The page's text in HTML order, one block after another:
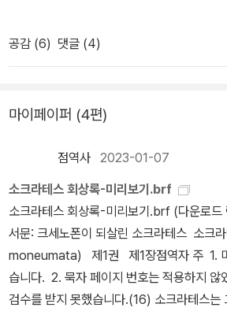
른 데서 더 큰복을 기대하는 것도, 그분들을
다른 방법으로 더 큰 복을 기대하는 것도 사
8 (1) 소크라테스가 젊은이들을 타락시킨
있었다는 것 또한 놀랍다. 앞서 말한 것에
추위와 더위와 온갖 노고를 가장 잘 참고 견
가 몸에 배어 아주 조금만 가지고서도 아주
그가 어떻게 다른 사람들을 불경한 자나 범
나 일하기 싫어하는 사람으로 만들었겠는가
스 회상록> 제1권 제2장, p21 <소크라테스
역사가, 군인이었던 크세노폰의 강직함과 간
으로 여러 면에서 또다른 소크라테스의 제
라톤의 대화편들을 원전 번역함으로써 우리
썼다. 위작 논란에서 자유로운 플라톤의 대화
가가 우리말로 옮겼다는 사실은 그 자체만
전번역한 천병희 그런데 궁금했다. 그런 천
련 저작이라 흥미로웠다. 어쩌면, 이번 저작
선생은 오래 전에 번역하여, 플라톤 대화편
았을까? 플라톤의 자상한 배려에도 불구하
다 보면 자연인 소크라테스의 모습은 문득 사
저 산 저 너머에 걸린 무지개나 그 숲 어디
럼. 그런데 천병희의 크세노폰 번역은 이번
에 펴낸(단국대 출판부) 것을 새롭게 다듬어
공감 (6) 댓글 (4)
마이페이퍼 (4편)
점역사 2023-01-07
소크라테스 회상록-미리보기.brf
소크라테스 회상록-미리보기.brf (다운로
서문: 크세노폰이 되살린 소크라테스 소크
moneumata) 제1권 제1장점역자 주 1.
습니다. 2. 묵자 페이지 번호는 적용하지 않
검수를 받지 못했습니다.(16) 소크라테스는